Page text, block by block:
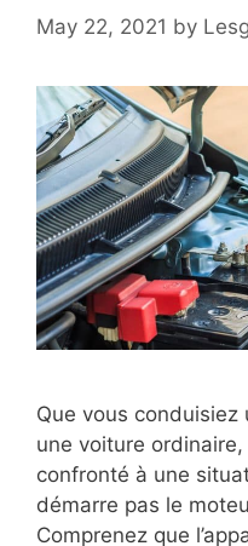
May 22, 2021 by
Que vous
une voiture
confronté à une
démarre pas le
Comprenez que